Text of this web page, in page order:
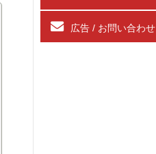
広告 / お問い合わせ